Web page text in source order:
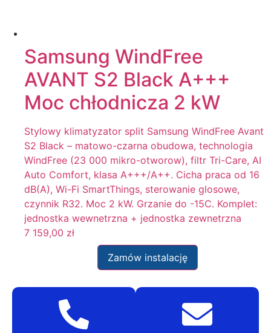
Samsung WindFree
AVANT S2 Black A+++
Moc chłodnicza 2 kW
Stylowy klimatyzator split Samsung WindFree Avant
S2 Black – matowo-czarna obudowa, technologia
WindFree (23 000 mikro-otworow), filtr Tri-Care, AI
Auto Comfort, klasa A+++/A++. Cicha praca od 16
dB(A), Wi-Fi SmartThings, sterowanie glosowe,
czynnik R32. Moc 2 kW. Grzanie do -15C. Komplet:
jednostka wewnetrzna + jednostka zewnetrzna
7 159,00 zł
Zamów instalację